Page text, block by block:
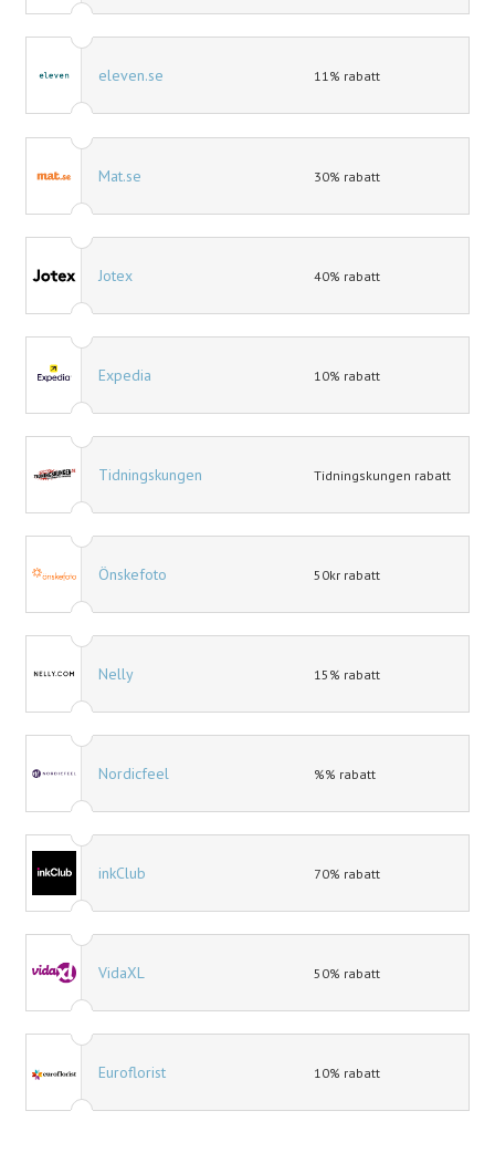
eleven.se 11% rabatt
Mat.se 30% rabatt
Jotex 40% rabatt
Expedia 10% rabatt
Tidningskungen Tidningskungen rabatt
Önskefoto 50kr rabatt
Nelly 15% rabatt
Nordicfeel %% rabatt
inkClub 70% rabatt
VidaXL 50% rabatt
Euroflorist 10% rabatt